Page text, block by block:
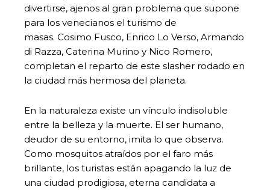
divertirse, ajenos al gran problema que supone
para los venecianos el turismo de
masas. Cosimo Fusco, Enrico Lo Verso, Armando
di Razza, Caterina Murino y Nico Romero,
completan el reparto de este slasher rodado en
la ciudad más hermosa del planeta.
En la naturaleza existe un vínculo indisoluble
entre la belleza y la muerte. El ser humano,
deudor de su entorno, imita lo que observa.
Como mosquitos atraídos por el faro más
brillante, los turistas están apagando la luz de
una ciudad prodigiosa, eterna candidata a